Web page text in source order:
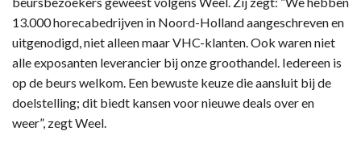
13.000 horecabedrijven in Noord-Holland aangeschreven en
uitgenodigd, niet alleen maar VHC-klanten. Ook waren niet
alle exposanten leverancier bij onze groothandel. Iedereen is
op de beurs welkom. Een bewuste keuze die aansluit bij de
doelstelling; dit biedt kansen voor nieuwe deals over en
weer”, zegt Weel.